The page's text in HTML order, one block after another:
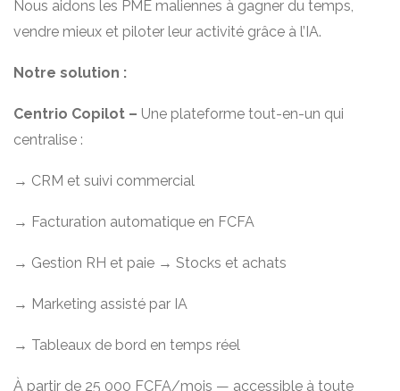
Nous aidons les PME maliennes à gagner du temps,
vendre mieux et piloter leur activité grâce à l’IA.
Notre solution :
Centrio Copilot – Une plateforme tout-en-un qui
centralise :
→ CRM et suivi commercial
→ Facturation automatique en FCFA
→ Gestion RH et paie → Stocks et achats
→ Marketing assisté par IA
→ Tableaux de bord en temps réel
À partir de 25 000 FCFA/mois — accessible à toute